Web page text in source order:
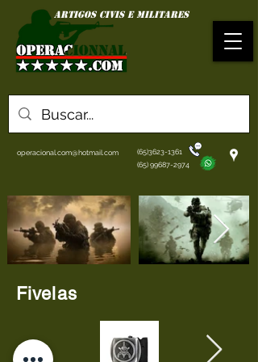
ARTIGOS civis e MILITARes
operacional.com@hotmail.com
(65)3623-1361
(65) 99687-2974
Fivelas